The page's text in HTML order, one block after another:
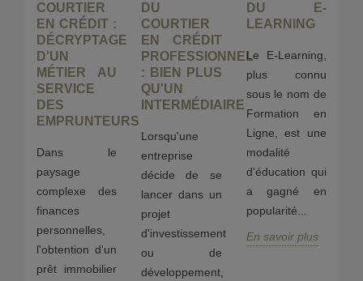
COURTIER
EN CRÉDIT :
DÉCRYPTAGE
D'UN
MÉTIER AU
SERVICE
DES
EMPRUNTEURS
Dans le
paysage
complexe des
finances
personnelles,
l'obtention d'un
prêt immobilier
DU
COURTIER
EN CRÉDIT
PROFESSIONNEL
: BIEN PLUS
QU'UN
INTERMÉDIAIRE
Lorsqu'une
entreprise
décide de se
lancer dans un
projet
d'investissement
ou de
développement,
DU E-
LEARNING
Le E-Learning,
plus connu
sous le nom de
Formation en
Ligne, est une
modalité
d'éducation qui
a gagné en
popularité...
En savoir plus